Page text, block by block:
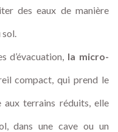
des eaux de manière
d’évacuation, la micro-
compact, qui prend le
aux terrains réduits, elle
dans une cave ou un